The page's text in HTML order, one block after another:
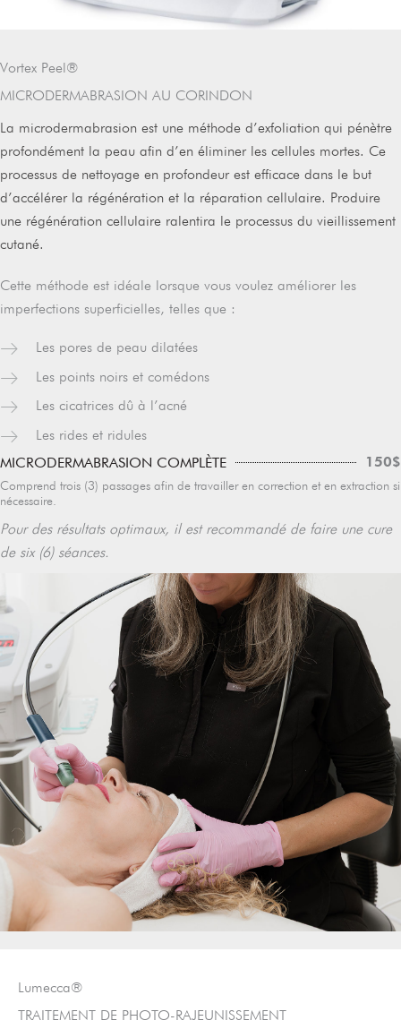
Vortex Peel®
MICRODERMABRASION AU CORINDON
La microdermabrasion est une méthode d’exfoliation qui pénètre
profondément la peau afin d’en éliminer les cellules mortes. Ce
processus de nettoyage en profondeur est efficace dans le but
d’accélérer la régénération et la réparation cellulaire. Produire
une régénération cellulaire ralentira le processus du vieillissement
cutané.
Cette méthode est idéale lorsque vous voulez améliorer les
imperfections superficielles, telles que :
Les pores de peau dilatées
Les points noirs et comédons
Les cicatrices dû à l’acné
Les rides et ridules
MICRODERMABRASION COMPLÈTE
150$
Comprend trois (3) passages afin de travailler en correction et en extraction si
nécessaire.
Pour des résultats optimaux, il est recommandé de faire une cure
de six (6) séances.
Lumecca®
TRAITEMENT DE PHOTO-RAJEUNISSEMENT